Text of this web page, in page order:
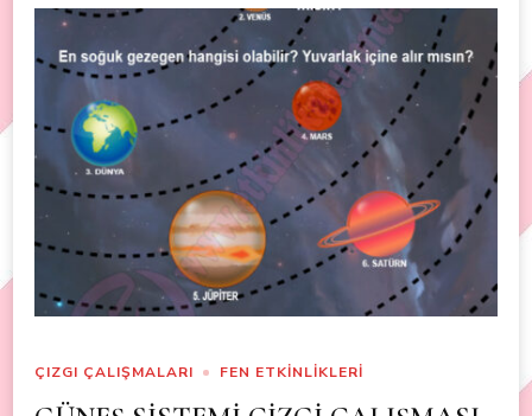
ÇIZGI ÇALIŞMALARI FEN ETKİNLİKLERİ